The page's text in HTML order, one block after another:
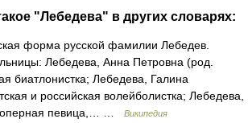
"Лебедева" в других словарях:
форма русской фамилии Лебедев.
Лебедева, Анна Петровна (род.
биатлонистка; Лебедева, Галина
и российская волейболистка; Лебедева,
оперная певица,… …
Википедия